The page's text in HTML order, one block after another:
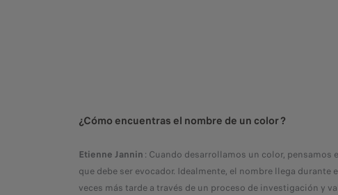
¿Cómo encuentras el nombre de un color ?
Etienne Jannin : Cuando desarrollamos un color, pensamos
que debe ser evocador. Idealmente, el nombre llega durante
veces más tarde a través de un proceso de investigación y